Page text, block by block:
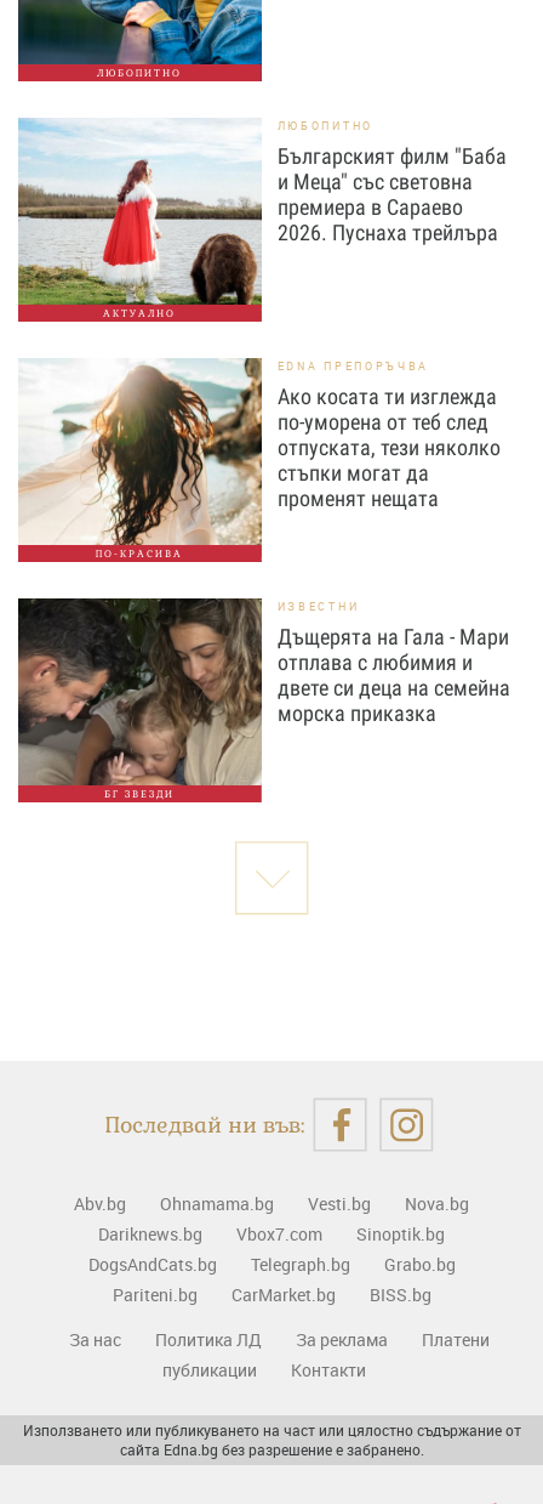
ЛЮБОПИТНО
АКТУАЛНО
ЛЮБОПИТНО
Българският филм "Баба
и Меца" със световна
премиера в Сараево
2026. Пуснаха трейлъра
ПО-КРАСИВА
EDNA ПРЕПОРЪЧВА
Ако косата ти изглежда
по-уморена от теб след
отпуската, тези няколко
стъпки могат да
променят нещата
БГ ЗВЕЗДИ
ИЗВЕСТНИ
Дъщерята на Гала - Мари
отплава с любимия и
двете си деца на семейна
морска приказка
Последвай ни във:
Abv.bg Ohnamama.bg Vesti.bg
Nova.bg
Dariknews.bg
Vbox7.com
Sinoptik.bg
DogsAndCats.bg
Telegraph.bg
Grabo.bg
Pariteni.bg
CarMarket.bg
BISS.bg
За нас
Политика ЛД За реклама
Платени
публикации
Контакти
Използването или публикуването на част или цялостно съдържание от
сайта Edna.bg без разрешение е забранено.